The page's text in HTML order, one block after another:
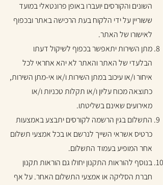
השונים והקורסים יועברו באופן פרונטאלי במועד
ששוריין על ידי הלקוח בעת הרכישה באתר ובכפוף
לאישורו של האתר.
מתן השירות יתאפשר בכפוף לשיקול דעתו
הבלעדי של האתר והאתר לא יהא אחראי לכל
איחור ו/או עיכוב במתן השירות ו/או אי-מתן השירות,
כתוצאה מכוח עליון ו/או תקלות טכניות ו/או
מאירועים שאינם בשליטתו.
התשלום בגין הרשמה לקורסים יתבצע באמצעות
כרטיס אשראי השייך לנרשם או בכל אמצעי תשלום
אחר המופיע בעמוד התשלום.
בנוסף להוראות התקנון יחולו גם הוראות תקנון
חברת הסליקה או אמצעי התשלום האחר. על אף